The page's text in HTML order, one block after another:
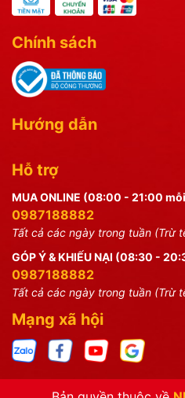
Chính sách
Hướng dẫn
Hỗ trợ
MUA ONLINE (08:00 - 21:00
0987188882
Tất cả các ngày trong tuần (Trừ
GÓP Ý & KHIẾU NẠI (08:30 -
0987188882
Tất cả các ngày trong tuần (Trừ
Mạng xã hội